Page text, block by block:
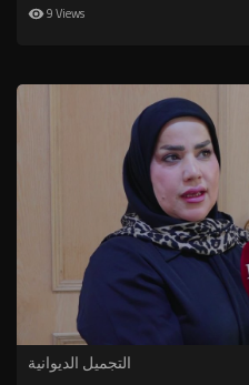
9 Views
التجميل الديوانية